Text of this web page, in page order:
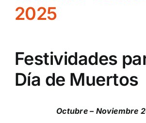
2025
Festividades
Día de Muertos
Octubre – Noviembre